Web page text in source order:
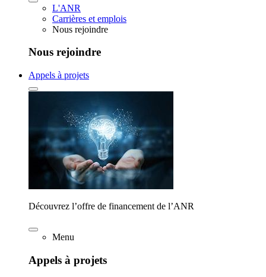
L'ANR
Carrières et emplois
Nous rejoindre
Nous rejoindre
Appels à projets
Découvrez l’offre de financement de l’ANR
Menu
Appels à projets